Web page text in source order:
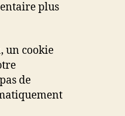
plus
un cookie
de